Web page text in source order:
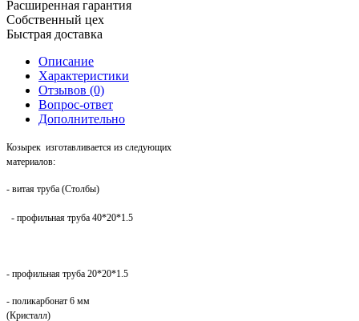
Расширенная гарантия
Собственный цех
Быстрая доставка
Описание
Характеристики
Отзывов (0)
Вопрос-ответ
Дополнительно
Козырек изготавливается из следующих
материалов:
- витая труба (Столбы)
- профильная труба 40*20*1.5
- профильная труба 20*20*1.5
- поликарбонат 6 мм
(Кристалл)